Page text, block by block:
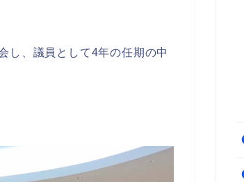
し、議員として4年の任期の中